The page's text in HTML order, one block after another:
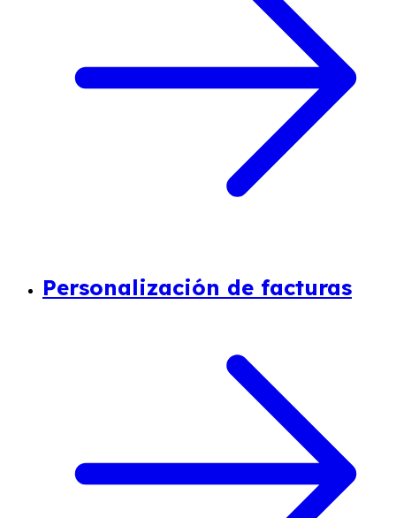
Personalización de facturas